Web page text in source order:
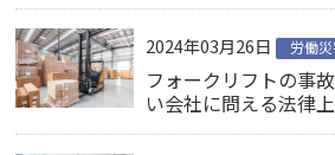
2024年03月26日 労働
フォークリフトの事
い会社に問える法律